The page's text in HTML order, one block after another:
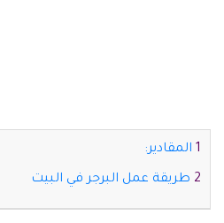
المقادير:
طريقة عمل البرجر في البيت